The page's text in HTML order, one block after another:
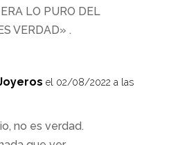
LO PURO DEL
VERDAD» .
el 02/08/2022 a las
no es verdad.